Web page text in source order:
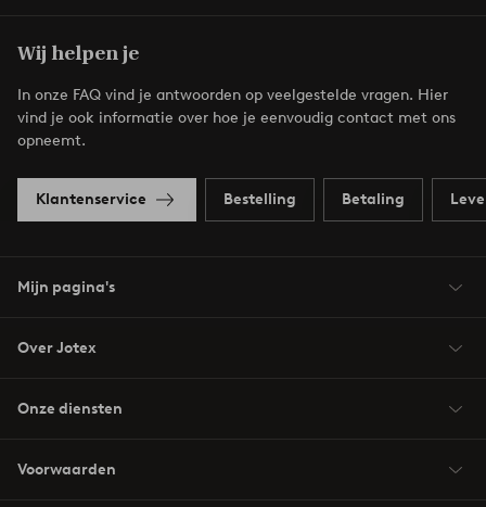
Wij helpen je
In onze FAQ vind je antwoorden op veelgestelde vragen. Hier
vind je ook informatie over hoe je eenvoudig contact met ons
opneemt.
Klantenservice Bestelling Betaling
Mijn pagina's
Over Jotex
Onze diensten
Voorwaarden